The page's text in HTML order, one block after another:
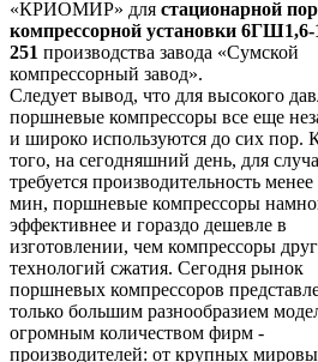
«КРИОМИР» для стационарной
компрессорной установки 6ГШ1,6-
251 производства завода «Сумской
компрессорный завод».
Следует вывод, что для высокого
поршневые компрессоры все еще
и широко используются до сих пор.
того, на сегодняшний день, для
требуется производительность
мин, поршневые компрессоры
эффективнее и гораздо дешевле в
изготовлении, чем компрессоры
технологий сжатия. Сегодня рынок
поршневых компрессоров
только большим разнообразием
огромным количеством фирм -
производителей: от крупных